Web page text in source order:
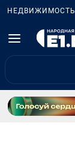
НЕДВИЖИМОСТЬ